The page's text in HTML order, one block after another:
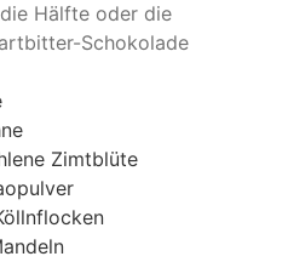
Hälfte oder die
Schokolade
Zimtblüte